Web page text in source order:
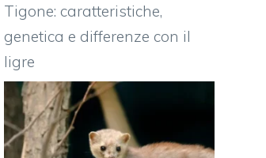
Tigone: caratteristiche,
genetica e differenze con il
ligre